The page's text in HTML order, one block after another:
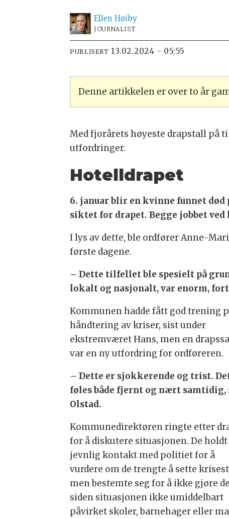
Ellen Høiby
JOURNALIST
PUBLISERT 13.02.2024 - 05:55
Denne artikkelen er over to år
Med fjorårets høyeste drapstall på
utfordringer.
Hotelldrapet
6. januar blir en kvinne funnet
siktet for drapet. Begge jobbet
I lys av dette, ble ordfører Anne-
første dagene.
– Dette tilfellet ble spesielt på
lokalt og nasjonalt, var enorm,
Kommunen hadde fått god trening
håndtering av kriser, sist under
ekstremværet Hans, men en
var en ny utfordring for ordføreren.
– Dette er sjokkerende og trist.
føles både fjernt og nært samtidig,
Olstad.
Kommunedirektøren ringte etter
for å diskutere situasjonen. De holdt
jevnlig kontakt med politiet for å
vurdere om de trengte å sette
men bestemte seg for å ikke gjøre
siden situasjonen ikke umiddelbart
påvirket skoler, barnehager eller